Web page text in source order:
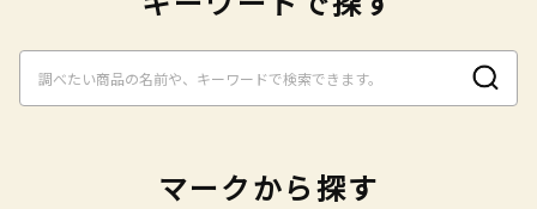
マークから探す